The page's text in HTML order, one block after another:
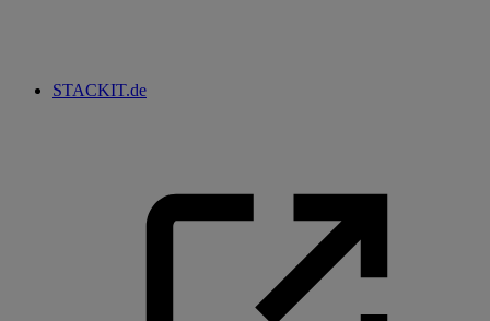
STACKIT.de